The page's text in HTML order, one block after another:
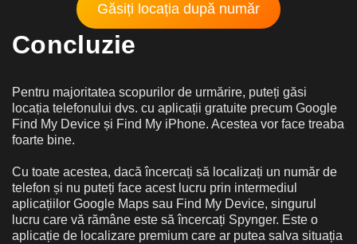
Găsiți locația după număr
Concluzie
Pentru majoritatea scopurilor de urmărire, puteți găsi
locația telefonului dvs. cu aplicații gratuite precum Google
Find My Device și Find My iPhone. Acestea vor face treaba
foarte bine.
Cu toate acestea, dacă încercați să localizați un număr de
telefon și nu puteți face acest lucru prin intermediul
aplicațiilor Google Maps sau Find My Device, singurul
lucru care vă rămâne este să încercați Spynger. Este o
aplicație de localizare premium care ar putea salva situația